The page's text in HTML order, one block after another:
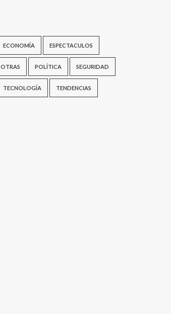
ECONOMÍA ESPECTACULOS
OTRAS POLÍTICA SEGURIDAD
TECNOLOGÍA TENDENCIAS